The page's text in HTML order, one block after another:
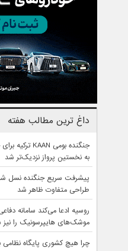
داغ ترین مطالب هفته
به نخستین پرواز نزدیک‌تر شد
طراحی متفاوت ظاهر شد
موشک‌های هایپرسونیک را
چرا هیچ کشوری پایگاه نظامی